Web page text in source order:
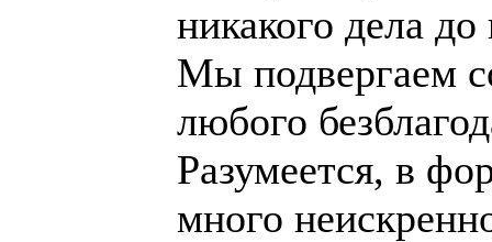
никакого дела
Мы подвергаем
любого
Разумеется, в
много